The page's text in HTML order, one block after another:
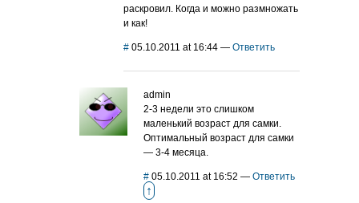
раскровил. Когда и можно размножать
и как!
# 05.10.2011 at 16:44 — Ответить
admin
2-3 недели это слишком
маленький возраст для самки.
Оптимальный возраст для самки
— 3-4 месяца.
# 05.10.2011 at 16:52 — Ответить
↑